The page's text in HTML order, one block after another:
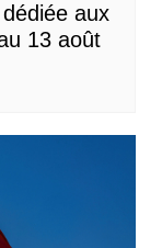
aux
13 août